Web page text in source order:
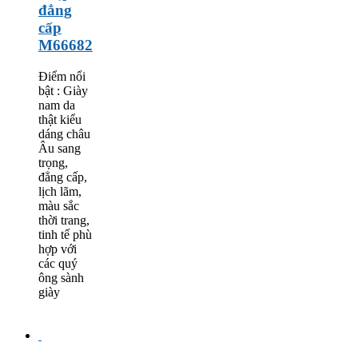
đẳng
cấp
M66682
Điểm nổi
bật : Giày
nam da
thật kiểu
dáng châu
Âu sang
trọng,
đẳng cấp,
lịch lãm,
màu sắc
thời trang,
tinh tế phù
hợp với
các quý
ông sành
giày